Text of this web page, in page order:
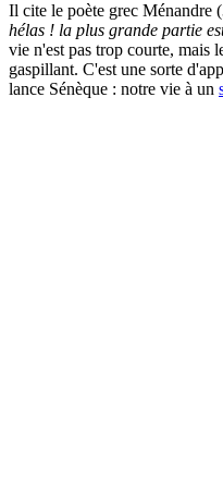
Il cite le poète grec Ménandre
hélas ! la plus grande partie
vie n'est pas trop courte, mais
gaspillant. C'est une sorte
lance Sénèque : notre vie à un